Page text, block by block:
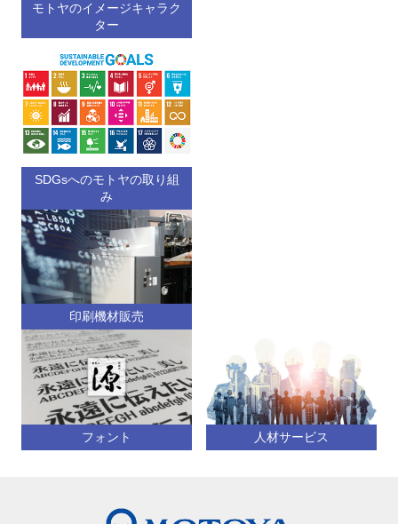
モトヤのイメージキャラク
ター
SDGsへのモトヤの取り組
み
印刷機材販売
フォント 人材サービス